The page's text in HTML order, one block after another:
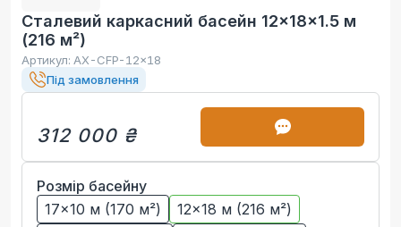
Сталевий каркасний басейн 12×18×1.5 м
(216 м²)
Артикул: AX-CFP-12x18
Під замовлення
312 000 ₴
Розмір басейну
17×10 м (170 м²)
12×18 м (216 м²)